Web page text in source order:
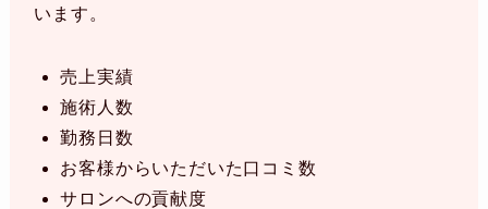
います。
売上実績
施術人数
勤務日数
お客様からいただいた口コミ数
サロンへの貢献度